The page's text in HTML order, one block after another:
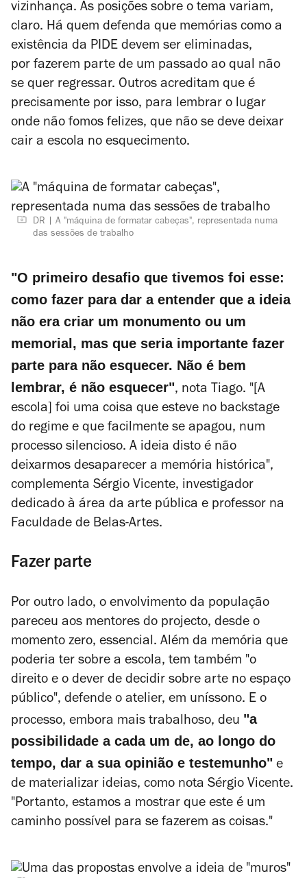
vizinhança. As posições sobre o tema variam,
claro. Há quem defenda que memórias como a
existência da PIDE devem ser eliminadas,
por fazerem parte de um passado ao qual não
se quer regressar. Outros acreditam que é
precisamente por isso, para lembrar o lugar
onde não fomos felizes, que não se deve deixar
cair a escola no esquecimento.
DR
A "máquina de formatar cabeças", representada numa
das sessões de trabalho
"O primeiro desafio que tivemos foi esse:
como fazer para dar a entender que a ideia
não era criar um monumento ou um
memorial, mas que seria importante fazer
parte para não esquecer. Não é bem
lembrar, é não esquecer", nota Tiago. " [A
escola] foi uma coisa que esteve no backstage
do regime e que facilmente se apagou, num
processo silencioso. A ideia disto é não
deixarmos desaparecer a memória histórica",
complementa Sérgio Vicente, investigador
dedicado à área da arte pública e professor na
Faculdade de Belas-Artes.
Fazer parte
Por outro lado, o envolvimento da população
pareceu aos mentores do projecto, desde o
momento zero, essencial. Além da memória que
poderia ter sobre a escola, tem também "o
direito e o dever de decidir sobre arte no espaço
público", defende o atelier, em uníssono. E o
processo, embora mais trabalhoso, deu "a
possibilidade a cada um de, ao longo do
tempo, dar a sua opinião e testemunho" e
de materializar ideias, como nota Sérgio Vicente.
"Portanto, estamos a mostrar que este é um
caminho possível para se fazerem as coisas."